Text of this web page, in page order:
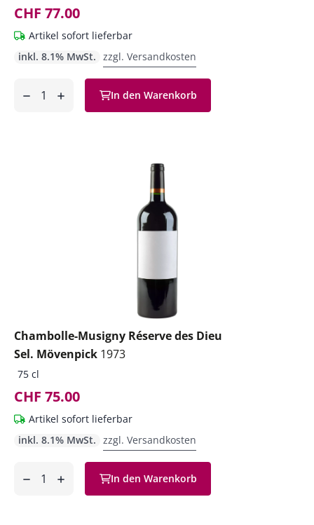
CHF 77.00
Artikel sofort lieferbar
inkl. 8.1% MwSt. zzgl. Versandkosten
In den Warenkorb
Chambolle-Musigny Réserve des Dieu
Sel. Mövenpick 1973
75 cl
CHF 75.00
Artikel sofort lieferbar
inkl. 8.1% MwSt. zzgl. Versandkosten
In den Warenkorb